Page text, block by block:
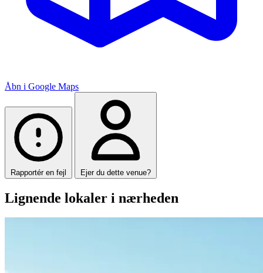
Åbn i Google Maps
Rapportér en fejl Ejer du dette venue?
Lignende lokaler i nærheden